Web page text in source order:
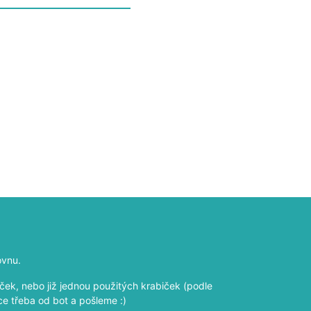
nebo již jednou použitých krabiček (podle
třeba od bot a pošleme :)